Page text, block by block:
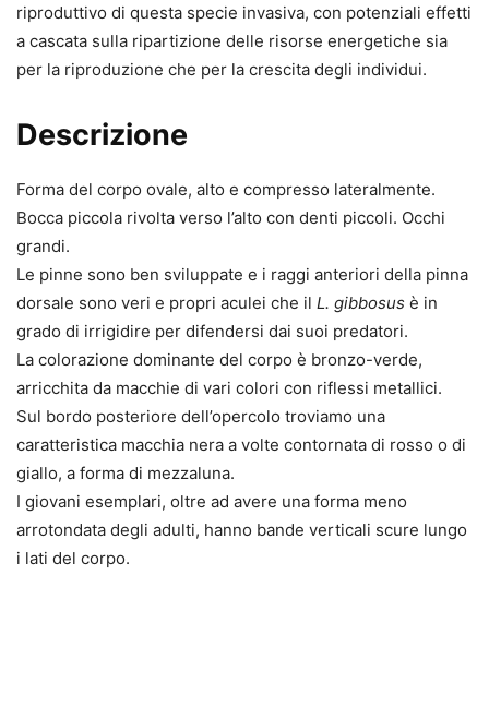
riproduttivo di questa specie invasiva, con potenziali effetti
a cascata sulla ripartizione delle risorse energetiche sia
per la riproduzione che per la crescita degli individui.
Descrizione
Forma del corpo ovale, alto e compresso lateralmente.
Bocca piccola rivolta verso l’alto con denti piccoli. Occhi
grandi.
Le pinne sono ben sviluppate e i raggi anteriori della pinna
dorsale sono veri e propri aculei che il L. gibbosus è in
grado di irrigidire per difendersi dai suoi predatori.
La colorazione dominante del corpo è bronzo-verde,
arricchita da macchie di vari colori con riflessi metallici.
Sul bordo posteriore dell’opercolo troviamo una
caratteristica macchia nera a volte contornata di rosso o di
giallo, a forma di mezzaluna.
I giovani esemplari, oltre ad avere una forma meno
arrotondata degli adulti, hanno bande verticali scure lungo
i lati del corpo.